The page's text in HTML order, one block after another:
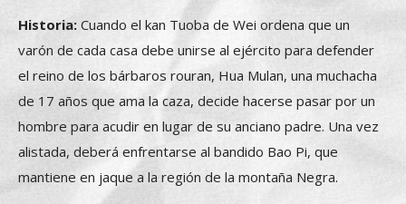
Historia: Cuando el kan Tuoba de Wei ordena que un
varón de cada casa debe unirse al ejército para defender
el reino de los bárbaros rouran, Hua Mulan, una muchacha
de 17 años que ama la caza, decide hacerse pasar por un
hombre para acudir en lugar de su anciano padre. Una vez
alistada, deberá enfrentarse al bandido Bao Pi, que
mantiene en jaque a la región de la montaña Negra.